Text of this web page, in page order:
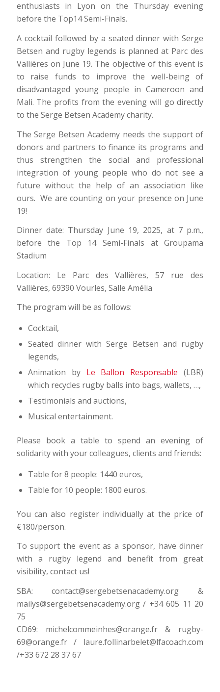
enthusiasts in Lyon on the Thursday evening
before the Top14 Semi-Finals.
A cocktail followed by a seated dinner with Serge
Betsen and rugby legends is planned at Parc des
Vallières on June 19. The objective of this event is
to raise funds to improve the well-being of
disadvantaged young people in Cameroon and
Mali. The profits from the evening will go directly
to the Serge Betsen Academy charity.
The Serge Betsen Academy needs the support of
donors and partners to finance its programs and
thus strengthen the social and professional
integration of young people who do not see a
future without the help of an association like
ours. We are counting on your presence on June
19!
Dinner date: Thursday June 19, 2025, at 7 p.m.,
before the Top 14 Semi-Finals at Groupama
Stadium
Location: Le Parc des Vallières, 57 rue des
Vallières, 69390 Vourles, Salle Amélia
The program will be as follows:
Cocktail,
Seated dinner with Serge Betsen and rugby
legends,
Animation by Le Ballon Responsable (LBR)
which recycles rugby balls into bags, wallets, …,
Testimonials and auctions,
Musical entertainment.
Please book a table to spend an evening of
solidarity with your colleagues, clients and friends:
Table for 8 people: 1440 euros,
Table for 10 people: 1800 euros.
You can also register individually at the price of
€180/person.
To support the event as a sponsor, have dinner
with a rugby legend and benefit from great
visibility, contact us!
SBA: contact@sergebetsenacademy.org &
mailys@sergebetsenacademy.org / +34 605 11 20
75
CD69: michelcommeinhes@orange.fr & rugby-
69@orange.fr / laure.follinarbelet@lfacoach.com
/+33 672 28 37 67